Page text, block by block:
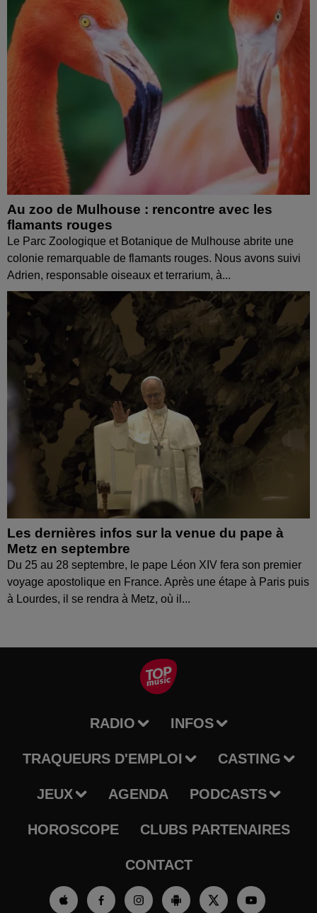
Au zoo de Mulhouse : rencontre avec les
flamants rouges
Le Parc Zoologique et Botanique de Mulhouse abrite une
colonie remarquable de flamants rouges. Nous avons suivi
Adrien, responsable oiseaux et terrarium, à...
Les dernières infos sur la venue du pape à
Metz en septembre
Du 25 au 28 septembre, le pape Léon XIV fera son premier
voyage apostolique en France. Après une étape à Paris puis
à Lourdes, il se rendra à Metz, où il...
RADIO INFOS
TRAQUEURS D'EMPLOI CASTING
JEUX AGENDA PODCASTS
HOROSCOPE CLUBS PARTENAIRES
CONTACT